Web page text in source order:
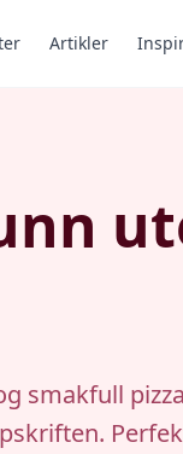
Artikler
smakfull